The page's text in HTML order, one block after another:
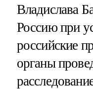
Владислава
Россию при
российские
органы